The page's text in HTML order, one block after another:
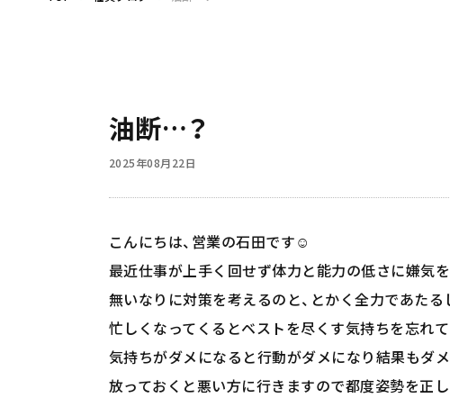
油断…？
2025年08月22日
こんにちは、営業の石田です☺️
最近仕事が上手く回せず体力と能力の低さに嫌気を
無いなりに対策を考えるのと、とかく全力であたる
忙しくなってくるとベストを尽くす気持ちを忘れ
気持ちがダメになると行動がダメになり結果もダ
放っておくと悪い方に行きますので都度姿勢を正